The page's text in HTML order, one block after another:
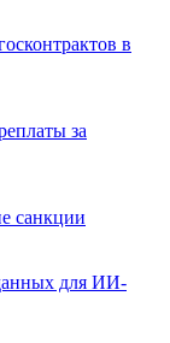
в
за
санкции
для ИИ-